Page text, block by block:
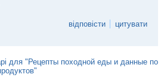
відповісти
цитувати